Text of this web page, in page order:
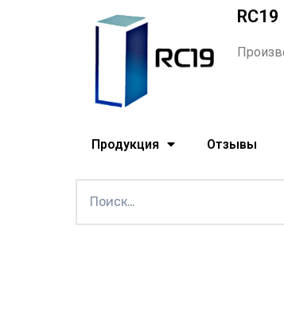
Продукция Отзывы